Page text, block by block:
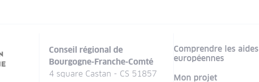
Conseil régional de
Bourgogne-Franche-Comté
4 square Castan - CS 51857
Comprendre les aides
européennes
Mon projet